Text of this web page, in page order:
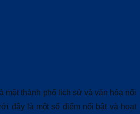
một thành phố lịch sử và văn hóa nổi
đây là một số điểm nổi bật và hoạt